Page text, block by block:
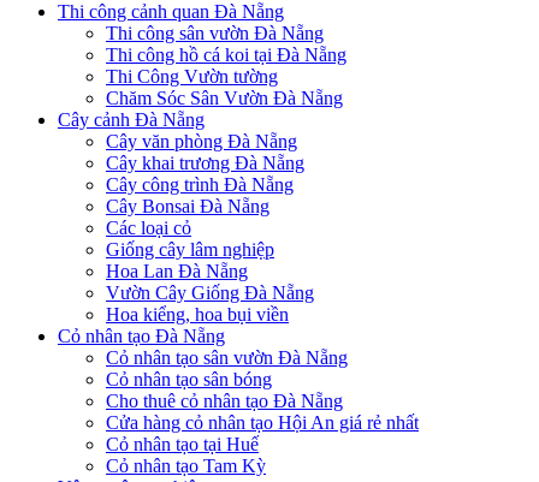
Thi công cảnh quan Đà Nẵng
Thi công sân vườn Đà Nẵng
Thi công hồ cá koi tại Đà Nẵng
Thi Công Vườn tường
Chăm Sóc Sân Vườn Đà Nẵng
Cây cảnh Đà Nẵng
Cây văn phòng Đà Nẵng
Cây khai trương Đà Nẵng
Cây công trình Đà Nẵng
Cây Bonsai Đà Nẵng
Các loại cỏ
Giống cây lâm nghiệp
Hoa Lan Đà Nẵng
Vườn Cây Giống Đà Nẵng
Hoa kiểng, hoa bụi viền
Cỏ nhân tạo Đà Nẵng
Cỏ nhân tạo sân vườn Đà Nẵng
Cỏ nhân tạo sân bóng
Cho thuê cỏ nhân tạo Đà Nẵng
Cửa hàng cỏ nhân tạo Hội An giá rẻ nhất
Cỏ nhân tạo tại Huế
Cỏ nhân tạo Tam Kỳ